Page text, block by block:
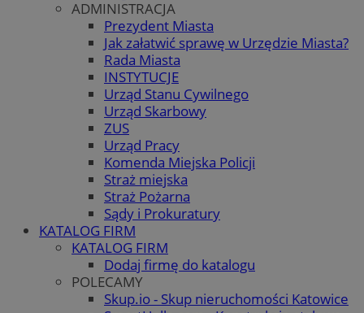
ADMINISTRACJA
Prezydent Miasta
Jak załatwić sprawę w Urzędzie Miasta?
Rada Miasta
INSTYTUCJE
Urząd Stanu Cywilnego
Urząd Skarbowy
ZUS
Urząd Pracy
Komenda Miejska Policji
Straż miejska
Straż Pożarna
Sądy i Prokuratury
KATALOG FIRM
KATALOG FIRM
Dodaj firmę do katalogu
POLECAMY
Skup.io - Skup nieruchomości Katowice